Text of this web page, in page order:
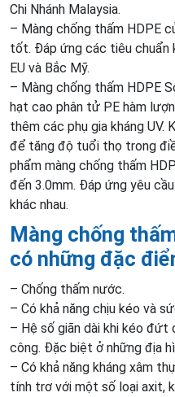
Chi Nhánh Malaysia.
– Màng chống thấm HDPE
tốt. Đáp ứng các tiêu chuẩn
EU và Bắc Mỹ.
– Màng chống thấm HDPE
hạt cao phân tử PE hàm
thêm các phụ gia kháng UV.
để tăng độ tuổi thọ trong
phẩm màng chống thấm
đến 3.0mm. Đáp ứng yêu
khác nhau.
Màng chống
có những đặc
– Chống thấm nước.
– Có khả năng chịu kéo và
– Hệ số giãn dài khi kéo đứt
công. Đặc biệt ở những địa
– Có khả năng kháng xâm
tính trơ với một số loại axit,